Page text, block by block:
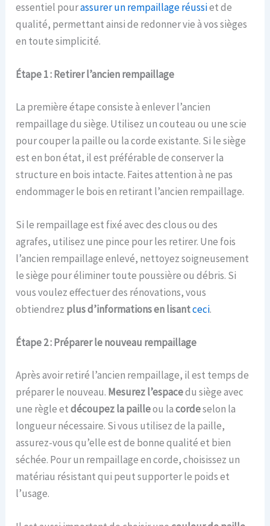
essentiel pourassurer un rempaillage réussiet de
qualité, permettant ainsi de redonner vie à vos sièges
en toute simplicité.
Étape 1 : Retirer l’ancien rempaillage
La première étape consiste à enlever l’ancien
rempaillage du siège. Utilisez un couteau ou une scie
pour couper la paille ou la corde existante. Si le siège
est en bon état, il est préférable de conserver la
structure en bois intacte. Faites attention à ne pas
endommager le bois en retirant l’ancien rempaillage.
Si le rempaillage est fixé avec des clous ou des
agrafes, utilisez une pince pour les retirer. Une fois
l’ancien rempaillage enlevé, nettoyez soigneusement
le siège pour éliminer toute poussière ou débris. Si
vous voulez effectuer des rénovations, vous
obtiendrez plus d’informations en lisantceci.
Étape 2 : Préparer le nouveau rempaillage
Après avoir retiré l’ancien rempaillage, il est temps de
préparer le nouveau. Mesurez l’espacedu siège avec
une règle etdécoupez la pailleou lacordeselon la
longueur nécessaire. Si vous utilisez de la paille,
assurez-vous qu’elle est de bonne qualité et bien
séchée. Pour un rempaillage en corde, choisissez un
matériau résistant qui peut supporter le poids et
l’usage.